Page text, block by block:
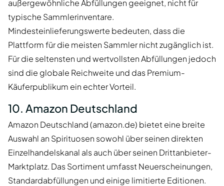
außergewöhnliche Abfüllungen geeignet, nicht für
typische Sammlerinventare.
Mindesteinlieferungswerte bedeuten, dass die
Plattform für die meisten Sammler nicht zugänglich ist.
Für die seltensten und wertvollsten Abfüllungen jedoch
sind die globale Reichweite und das Premium-
Käuferpublikum ein echter Vorteil.
10. Amazon Deutschland
Amazon Deutschland (amazon.de) bietet eine breite
Auswahl an Spirituosen sowohl über seinen direkten
Einzelhandelskanal als auch über seinen Drittanbieter-
Marktplatz. Das Sortiment umfasst Neuerscheinungen,
Standardabfüllungen und einige limitierte Editionen.